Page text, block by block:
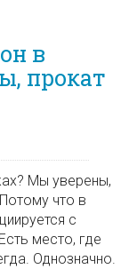
в
прокат
Мы уверены,
что в
с
место, где
Однозначно.